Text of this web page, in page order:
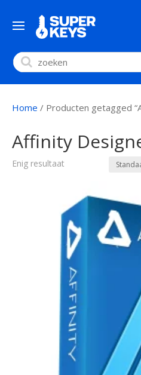
Home / Producten getagged
Affinity
Enig resultaat